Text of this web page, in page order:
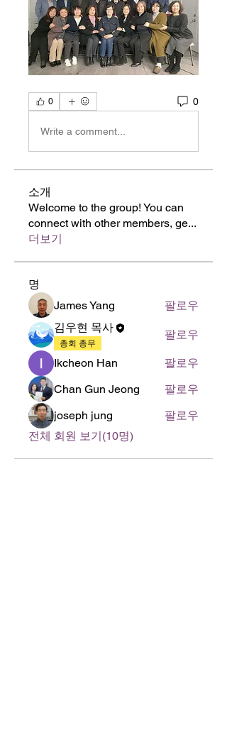
0 0
Write a comment...
소개
Welcome to the group! You can
connect with other members, ge...
더보기
명
James Yang
팔로우
김우현 목사
총회 총무
팔로우
Ikcheon Han
팔로우
Chan Gun Jeong
팔로우
joseph jung
팔로우
전체 회원 보기(10명)